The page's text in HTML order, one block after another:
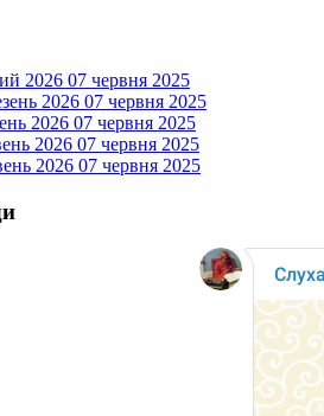
2026 07 червня 2025
2026 07 червня 2025
2026 07 червня 2025
2026 07 червня 2025
2026 07 червня 2025